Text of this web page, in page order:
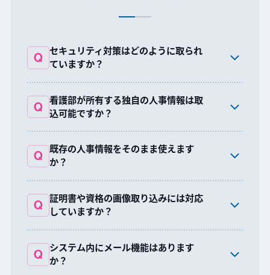
発行数/同時接続無制限なライセン
ることも、属人化によるリスクも分散が可能となりま
す。
調査実施要領に基づき、チェックが
可能
通知が届いてから準備するのではなく、
また、実際の適時調査時に準備する「事前提出書類」
返りも簡単です。
様々なベンチマークが可能
各種オープンデータ（病床機能報告書、施設基準届け出
情報等）をビッグデータ解析し、様々な検索・絞り込み
ルートにより病床数や施設基準毎に絞り込んでの表示、
02 レコメンド
Q
セキュリティ対策はどのように取られ
ていますか？
A
ISMS(ISO27001)認証を受けておりますので、ご提供い
ただいたデータ、システム内に格納されているデータ
の安全性を担保しております。
Q
看護部が所有する独自の人事情報は取
込可能ですか？
A
内容を確認させて頂きますので人事情報と看護部等で
Q
既存の人事情報をそのまま使えます
か？
A
柔軟に対応可能です。人事情報につきまして、どんな情
Q
証明書や資格の画像取り込みには対応
していますか？
A
対応可能です。なお、初期導入費用には含まれませんの
Q
システム内にメール機能はあります
か？
A
ダイレクトメール機能はございませんが、各個人でア
カウントを作成いただければ、オープンチャットを行う